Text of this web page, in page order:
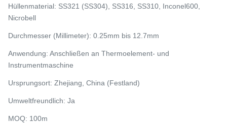
Hüllenmaterial: SS321 (SS304), SS316, SS310, Inconel600,
Nicrobell
Durchmesser (Millimeter): 0.25mm bis 12.7mm
Anwendung: Anschließen an Thermoelement- und
Instrumentmaschine
Ursprungsort: Zhejiang, China (Festland)
Umweltfreundlich: Ja
MOQ: 100m